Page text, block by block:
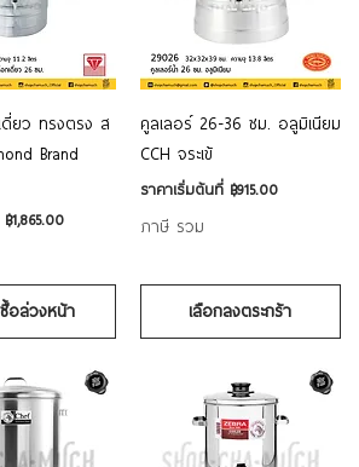
มูลด่วน
ดี่ยว ทรงตรง ส
Brand
฿1,865.00
อล่วงหน้า
ดูข้อมูลด่วน
คูลเลอร์ 26-36 ซม. อลูมิเนียม
CCH จระเข้
ราคาเริ่มต้นที่ ฿915.00
ราคาขายลด
ภาษี รวม
เลือกลงตระกร้า